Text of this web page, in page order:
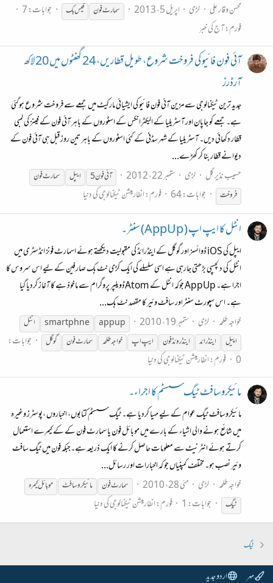
محسن وقار علی لڑی اپریل 5، 2013 سمارٹفون فیس بک
جوابات: 7
فورم:آج کی خبر
آئی فون فائیو کی فروخت شروع، طویل قطاریں، 24 گھنٹوں میں 20 لاکھ
آرڈرز
جدید ترین ٹیکنالوجی سے مزین آئی فون فائیو کی ایشیائی مارکیٹ میں جمعے سے فروخت شروع ہوگئی
ہے۔ جمعے کو جاپان اور آسٹریلیا کے الیکٹرانکس کے اسٹوروں کے باہر آئی فون کے فینز کی لمبی
قطار دکھائی دیں۔ آسٹریلیا کے شہر سڈنی کے کئی اسٹوروں کے باہر تین روز قبل ہی آئی فون کے
دیوانے قطار بنا کر کھڑے...
حسیب نذیر گِل
لڑی ستمبر 22، 2012 آئیفون
5 ایپل سمارٹفون
فروخت
جوابات: 64 فورم:انفارمیشن ٹیکنالوجی کی دنیا
انٹل کا ایپ اپ ( AppUp) سنٹر۔
ایپل کی iOS ڈوائسز اور گوگل کے اینڈرائڈ کی مقبولیت دیکھتے ہوئے اسمارٹ فونز انڈسٹری میں
انٹل کی دلچسپی بڑھتی جارہی ہے اسی سلسلے کی ایک کڑی نٹ بک صارفین کے لیے اس سروس کا
اجرا ہے۔ AppUp جوکہ انٹل کے Atomڈویلپر پروگرام سے ماخوذ ہے کا آغاز کردیا گیا
ہے۔ اس سپورٹ سنٹراور سافٹ وئیر کا مقصد نٹ بک...
خواجہ طلحہ لڑی ستمبر 19، 2010 appup
smart phne
انٹل
اپیل
اینڈرائد اینڈروئڈفون ایپ اپ خواجہ طلحہ سمارٹفون گوگل
جوابات:
0 فورم:انفارمیشن ٹیکنالوجی کی دنیا
مائیکروسافٹ ٹیگ سسٹم کا اجراء۔
مائیکروسافٹ ٹیگ عوام کے لیے مہیا کردیا ہے۔ ٹیگ سسٹم کتابوں، اخباروں ،پوسٹرز وغیرہ
میں شائع ہونے والی اشیاء کے بارے میں موبائل فون یا سمارٹ فون کے کے کیمرے استعمال
کرتے ہوئے انٹرنیٹ سے معلومات حاصل کرنے کا ایک ذریعہ ہے۔جبکہ فون میں ٹیگ سافٹ
وئیر نصب ہو۔ مختلف کمپنیاں جو کہ اخبارات اور رسائل...
خواجہ طلحہ لڑی مئی 28، 2010 سمارٹفون مائیکروسافٹ
موبائل کیمرہ
ٹیگ
جوابات: 1 فورم:انفارمیشن ٹیکنالوجی کی دنیا
ٹیگ
مہر اردو جدید